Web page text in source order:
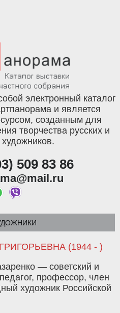
электронный каталог
и является
созданным для
творчества русских и
художников.
509 83 86
(1944 - )
— советский и
профессор, член
художник Российской